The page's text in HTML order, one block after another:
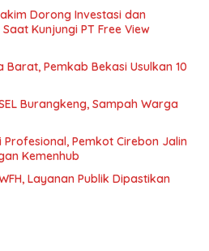
Dorong Investasi dan
Kunjungi PT Free View
Pemkab Bekasi Usulkan 10
Burangkeng, Sampah Warga
Pemkot Cirebon Jalin
Kemenhub
Layanan Publik Dipastikan